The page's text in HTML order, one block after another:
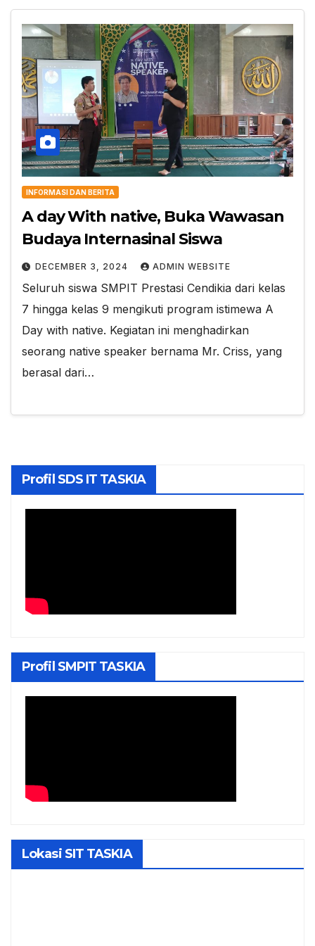
INFORMASI DAN BERITA
A day With native, Buka Wawasan
Budaya Internasinal Siswa
DECEMBER 3, 2024 ADMIN WEBSITE
Seluruh siswa SMPIT Prestasi Cendikia dari kelas
7 hingga kelas 9 mengikuti program istimewa A
Day with native. Kegiatan ini menghadirkan
seorang native speaker bernama Mr. Criss, yang
berasal dari…
Profil SDS IT TASKIA
Profil SMPIT TASKIA
Lokasi SIT TASKIA